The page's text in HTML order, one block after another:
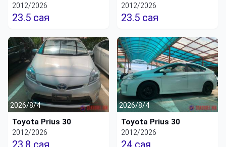
2012/2026
23.5 сая
2012/2026
23.5 сая
2026/8/4
Toyota Prius 30
2012/2026
23.8 сая
2026/8/4
Toyota Prius 30
2012/2026
24 сая